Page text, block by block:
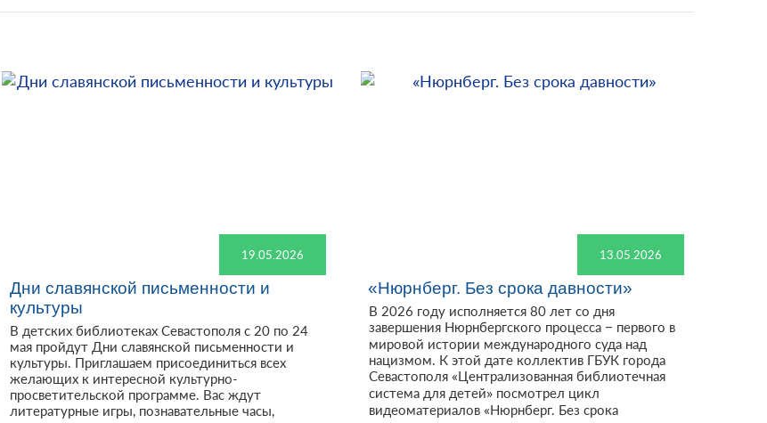
19.05.2026
Дни славянской письменности и
культуры
В детских библиотеках Севастополя с 20 по 24
мая пройдут Дни славянской письменности и
культуры. Приглашаем присоединиться всех
желающих к интересной культурно-
просветительской программе. Вас ждут
литературные игры, познавательные часы,
13.05.2026
«Нюрнберг. Без срока давности»
В 2026 году исполняется 80 лет со дня
завершения Нюрнбергского процесса – первого в
мировой истории международного суда над
нацизмом. К этой дате коллектив ГБУК города
Севастополя «Централизованная библиотечная
система для детей» посмотрел цикл
видеоматериалов «Нюрнберг. Без срока